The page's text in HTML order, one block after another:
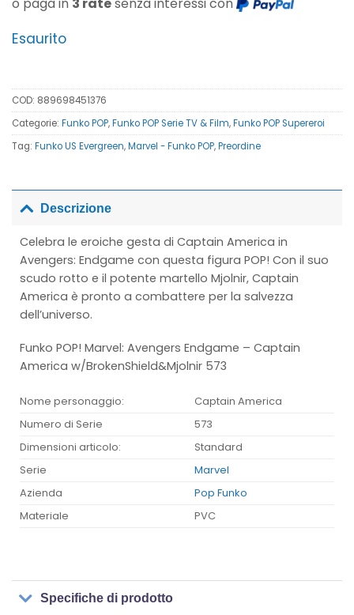
o paga in 3 ratesenza interessi con
Esaurito
COD: 889698451376
Categorie: Funko POP,Funko POP Serie TV & Film,Funko POP Supereroi
Tag: Funko US Evergreen,Marvel - Funko POP,Preordine
Descrizione
Celebra le eroiche gesta di Captain America in
Avengers: Endgame con questa figura POP! Con il suo
scudo rotto e il potente martello Mjolnir, Captain
America è pronto a combattere per la salvezza
dell’universo.
Funko POP! Marvel: Avengers Endgame – Captain
America w/BrokenShield&Mjolnir 573
Nome personaggio:
Captain America
Numero di Serie
573
Dimensioni articolo:
Standard
Serie
Marvel
Azienda
Pop Funko
Materiale
PVC
Specifiche di prodotto